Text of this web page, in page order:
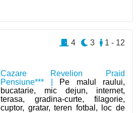
Cazare Revelion Praid
Pensiune*** |
Pe malul raului,
bucatarie, mic dejun, internet,
terasa, gradina-curte, filagorie,
cuptor, gratar, teren fotbal, loc de
1 - 12
3
4